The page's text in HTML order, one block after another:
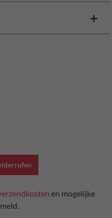
en mogelijke